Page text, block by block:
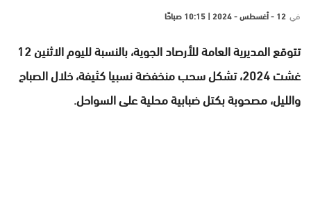
في 12 - أغسطس - 2024 | 10:15 صباحًا
تتوقع المديرية العامة للأرصاد الجوية، بالنسبة لليوم الاثنين 12
غشت 2024، تشكل سحب منخفضة نسبيا كثيفة، خلال الصباح
والليل، مصحوبة بكتل ضبابية محلية على السواحل.